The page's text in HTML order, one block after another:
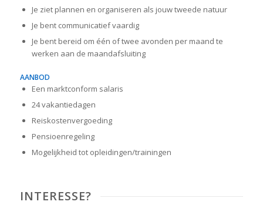
Je ziet plannen en organiseren als jouw tweede natuur
Je bent communicatief vaardig
Je bent bereid om één of twee avonden per maand te
werken aan de maandafsluiting
AANBOD
Een marktconform salaris
24 vakantiedagen
Reiskostenvergoeding
Pensioenregeling
Mogelijkheid tot opleidingen/trainingen
INTERESSE?